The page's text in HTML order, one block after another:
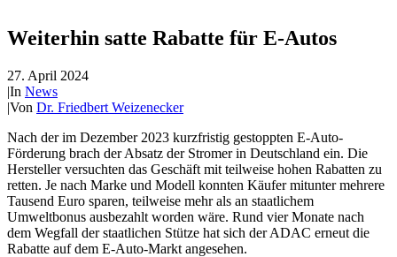
Weiterhin satte Rabatte für E-Autos
27. April 2024
|In News
|Von Dr. Friedbert Weizenecker
Nach der im Dezember 2023 kurzfristig gestoppten E-Auto-
Förderung brach der Absatz der Stromer in Deutschland ein. Die
Hersteller versuchten das Geschäft mit teilweise hohen Rabatten zu
retten. Je nach Marke und Modell konnten Käufer mitunter mehrere
Tausend Euro sparen, teilweise mehr als an staatlichem
Umweltbonus ausbezahlt worden wäre. Rund vier Monate nach
dem Wegfall der staatlichen Stütze hat sich der ADAC erneut die
Rabatte auf dem E-Auto-Markt angesehen.